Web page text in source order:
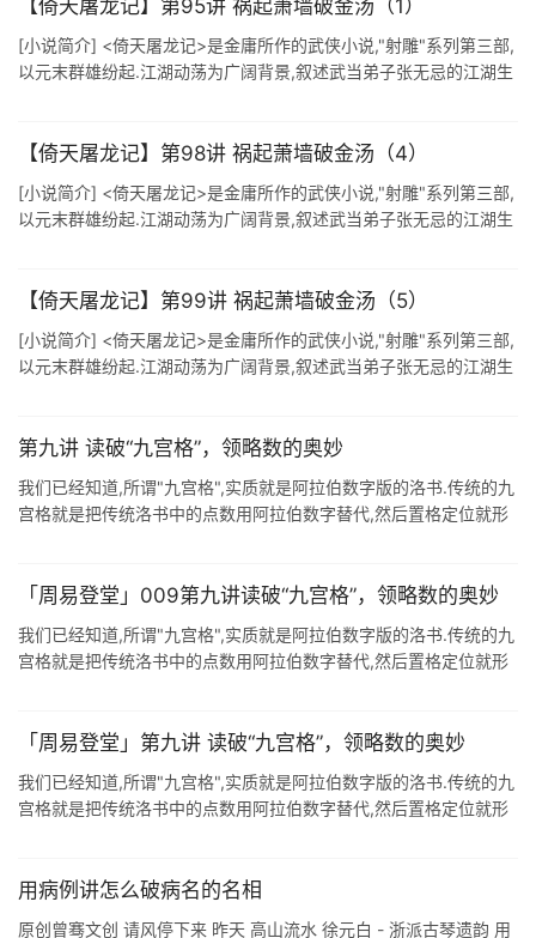
【倚天屠龙记】第95讲 祸起萧墙破金汤（1）
[小说简介] <倚天屠龙记>是金庸所作的武侠小说,"射雕"系列第三部,
以元末群雄纷起.江湖动荡为广阔背景,叙述武当弟子张无忌的江湖生
【倚天屠龙记】第98讲 祸起萧墙破金汤（4）
[小说简介] <倚天屠龙记>是金庸所作的武侠小说,"射雕"系列第三部,
以元末群雄纷起.江湖动荡为广阔背景,叙述武当弟子张无忌的江湖生
【倚天屠龙记】第99讲 祸起萧墙破金汤（5）
[小说简介] <倚天屠龙记>是金庸所作的武侠小说,"射雕"系列第三部,
以元末群雄纷起.江湖动荡为广阔背景,叙述武当弟子张无忌的江湖生
第九讲 读破“九宫格”，领略数的奥妙
我们已经知道,所谓"九宫格",实质就是阿拉伯数字版的洛书.传统的九
宫格就是把传统洛书中的点数用阿拉伯数字替代,然后置格定位就形
「周易登堂」009第九讲读破“九宫格”，领略数的奥妙
我们已经知道,所谓"九宫格",实质就是阿拉伯数字版的洛书.传统的九
宫格就是把传统洛书中的点数用阿拉伯数字替代,然后置格定位就形
「周易登堂」第九讲 读破“九宫格”，领略数的奥妙
我们已经知道,所谓"九宫格",实质就是阿拉伯数字版的洛书.传统的九
宫格就是把传统洛书中的点数用阿拉伯数字替代,然后置格定位就形
用病例讲怎么破病名的名相
原创曾骞文创 请风停下来 昨天 高山流水 徐元白 - 浙派古琴遗韵 用